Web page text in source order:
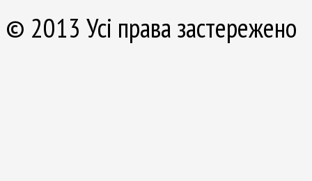
© 2013 Усі права застережено